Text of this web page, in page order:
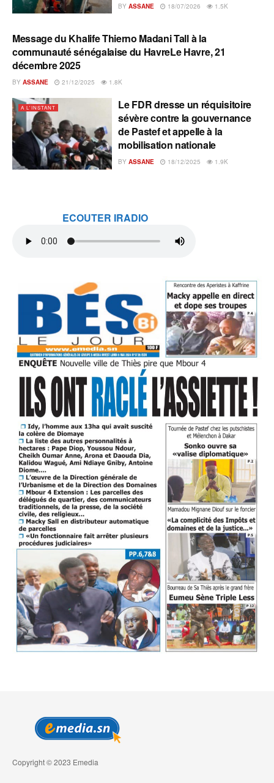
BY ASSANE 18/07/2026 1.5K
A L'INSTANT
Message du Khalife Thierno Madani Tall à la
communauté sénégalaise du HavreLe Havre, 21
décembre 2025
BY ASSANE 21/12/2025 1.8K
A L'INSTANT
Le FDR dresse un réquisitoire
sévère contre la gouvernance
de Pastef et appelle à la
mobilisation nationale
BY ASSANE 18/12/2025 1.9K
ECOUTER IRADIO
Copyright © 2023 Emedia